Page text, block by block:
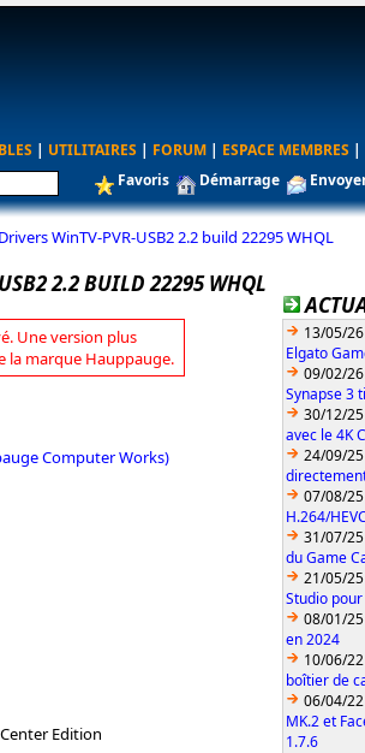
| UTILITAIRES | FORUM | ESPACE MEMBRES |
Favoris Démarrage
Drivers WinTV-PVR-USB2 2.2 build 22295 WHQL
2.2 BUILD 22295 WHQL
Une version plus
la marque Hauppauge.
Computer Works)
Edition
13/05/26
Elgato
09/02/26
Synapse 3
30/12/25
avec le 4K
24/09/25
07/08/25
H.264/
31/07/25
du Game
21/05/25
Studio
08/01/25
en 2024
10/06/22
boîtier de
06/04/22
MK.2 et
1.7.6